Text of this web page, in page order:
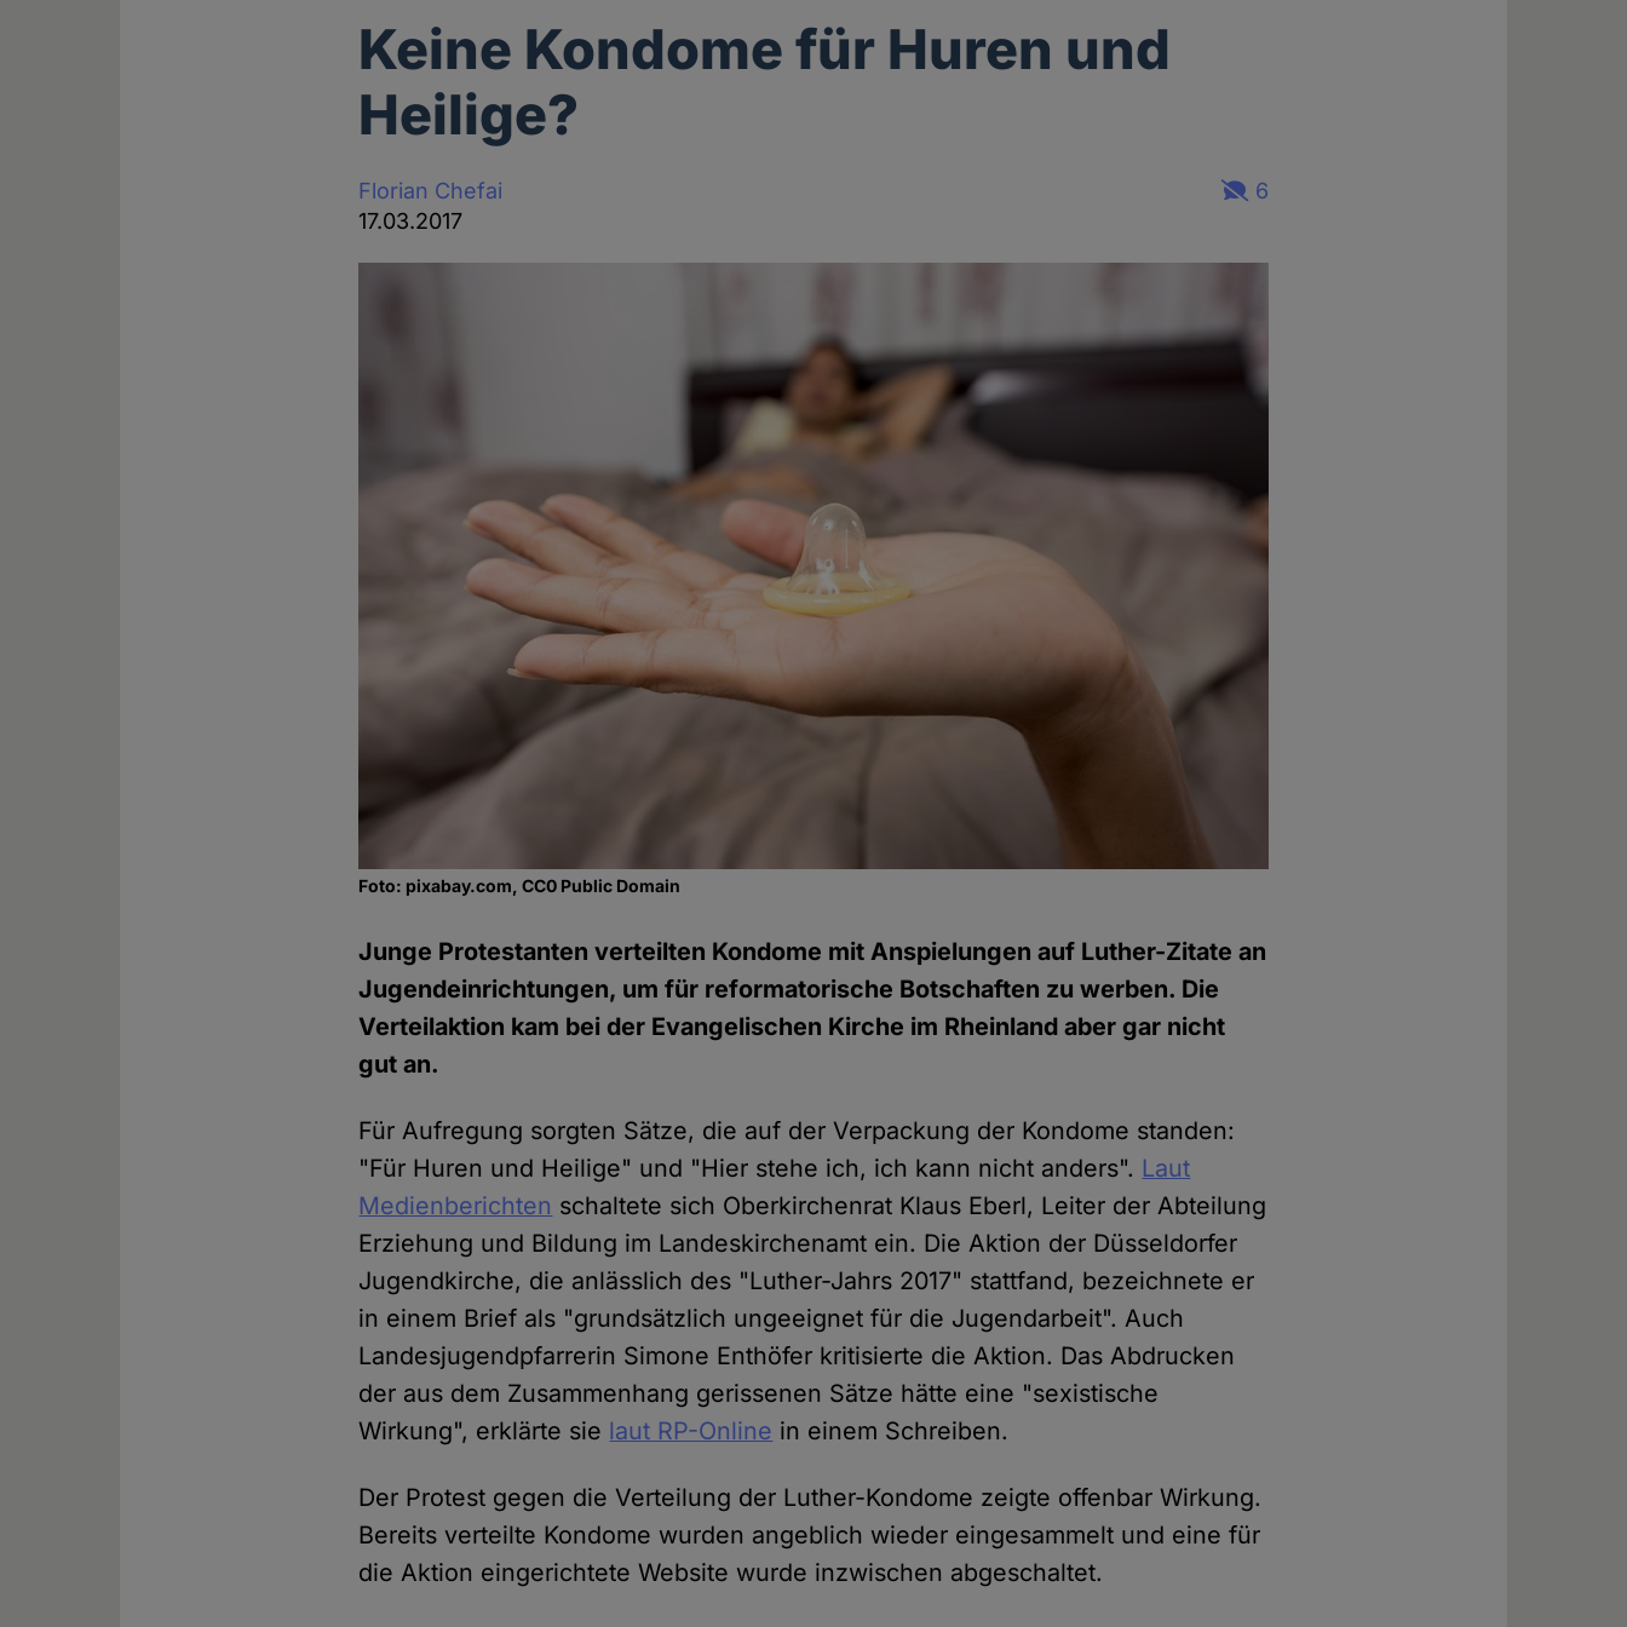
Keine Kondome für Huren und
Heilige?
Florian Chefai
17.03.2017
6
Foto: pixabay.com, CC0 Public Domain
Junge Protestanten verteilten Kondome mit Anspielungen auf Luther-Zitate an
Jugendeinrichtungen, um für reformatorische Botschaften zu werben. Die
Verteilaktion kam bei der Evangelischen Kirche im Rheinland aber gar nicht
gut an.
Für Aufregung sorgten Sätze, die auf der Verpackung der Kondome standen:
"Für Huren und Heilige" und "Hier stehe ich, ich kann nicht anders". Laut
Medienberichten schaltete sich Oberkirchenrat Klaus Eberl, Leiter der Abteilung
Erziehung und Bildung im Landeskirchenamt ein. Die Aktion der Düsseldorfer
Jugendkirche, die anlässlich des "Luther-Jahrs 2017" stattfand, bezeichnete er
in einem Brief als "grundsätzlich ungeeignet für die Jugendarbeit". Auch
Landesjugendpfarrerin Simone Enthöfer kritisierte die Aktion. Das Abdrucken
der aus dem Zusammenhang gerissenen Sätze hätte eine "sexistische
Wirkung", erklärte sie laut RP-Online in einem Schreiben.
Der Protest gegen die Verteilung der Luther-Kondome zeigte offenbar Wirkung.
Bereits verteilte Kondome wurden angeblich wieder eingesammelt und eine für
die Aktion eingerichtete Website wurde inzwischen abgeschaltet.